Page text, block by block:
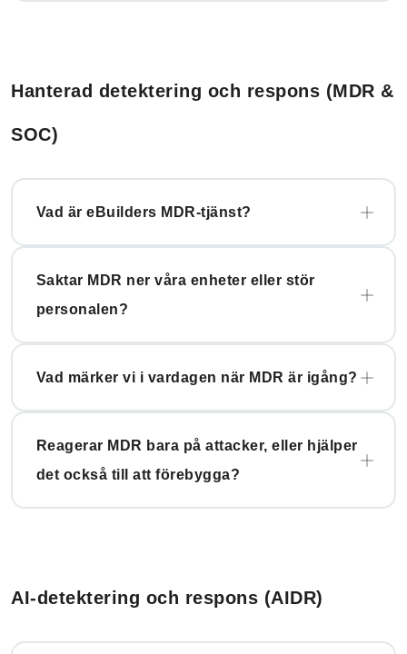
Hanterad detektering och respons (MDR &
SOC)
Vad är eBuilders MDR-tjänst?
Saktar MDR ner våra enheter eller stör
personalen?
Vad märker vi i vardagen när MDR är igång?
Reagerar MDR bara på attacker, eller hjälper
det också till att förebygga?
AI-detektering och respons (AIDR)